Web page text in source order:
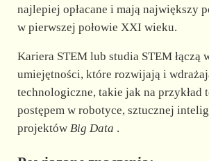
najlepiej opłacane i mają największy
w pierwszej połowie XXI wieku.
Kariera STEM lub studia STEM łączą
umiejętności, które rozwijają i
technologiczne, takie jak na przykład
postępem w robotyce, sztucznej
projektów Big Data .